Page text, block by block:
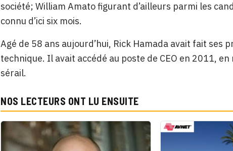
société; William Amato figurant d’ailleurs parmi les
connu d’ici six mois.
Agé de 58 ans aujourd’hui, Rick Hamada avait fait
technique. Il avait accédé au poste de CEO en 2011,
sérail.
NOS LECTEURS ONT LU ENSUITE